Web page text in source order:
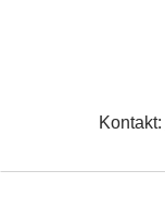
Kontakt: